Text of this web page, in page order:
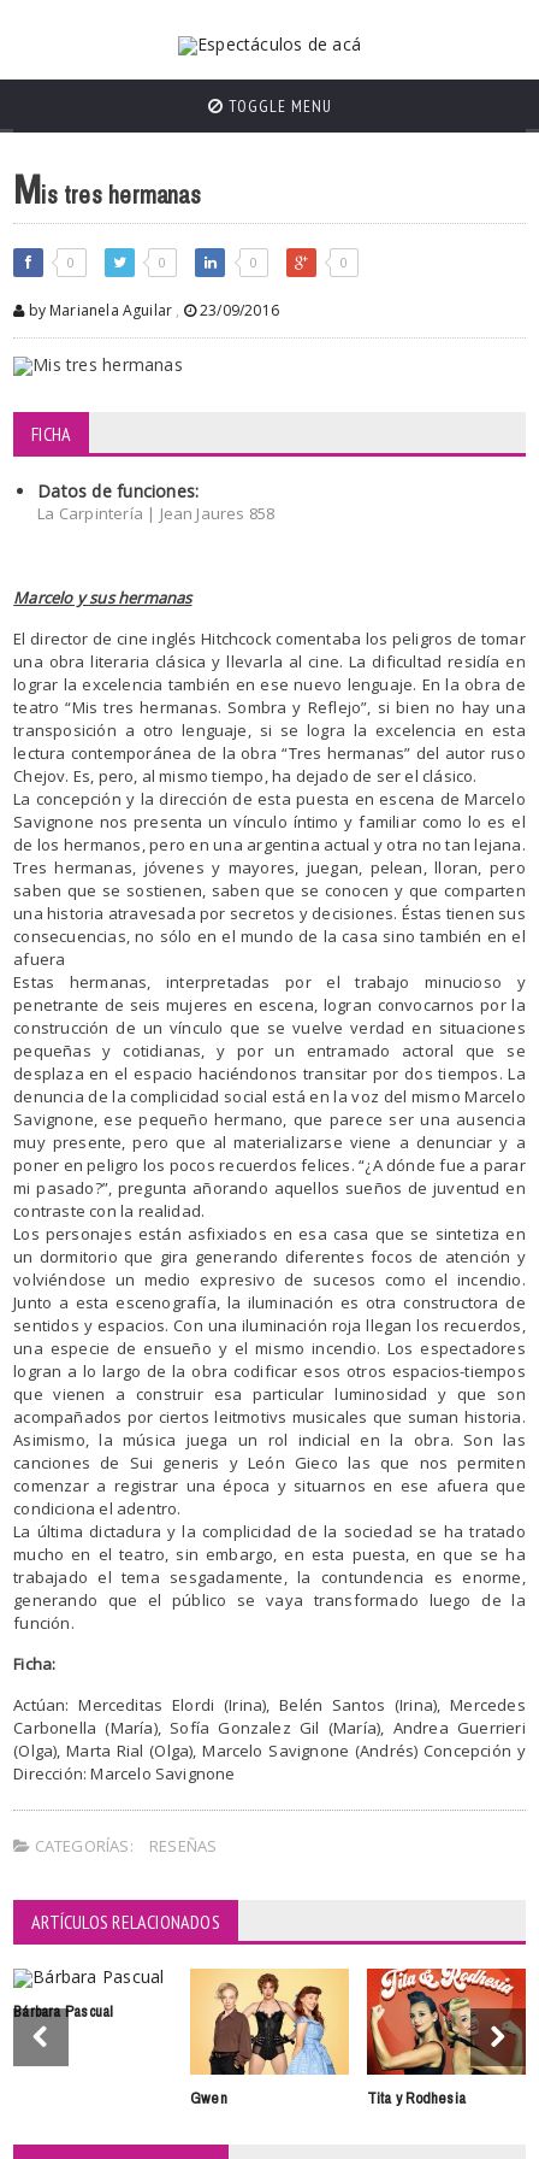
TOGGLE MENU
Mis tres hermanas
0 0 0 0
by Marianela Aguilar , 23/09/2016
FICHA
Datos de funciones:
La Carpintería | Jean Jaures 858
Marcelo y sus hermanas
El director de cine inglés Hitchcock comentaba los peligros de tomar
una obra literaria clásica y llevarla al cine. La dificultad residía en
lograr la excelencia también en ese nuevo lenguaje. En la obra de
teatro “Mis tres hermanas. Sombra y Reflejo”, si bien no hay una
transposición a otro lenguaje, si se logra la excelencia en esta
lectura contemporánea de la obra “Tres hermanas” del autor ruso
Chejov. Es, pero, al mismo tiempo, ha dejado de ser el clásico.
La concepción y la dirección de esta puesta en escena de Marcelo
Savignone nos presenta un vínculo íntimo y familiar como lo es el
de los hermanos, pero en una argentina actual y otra no tan lejana.
Tres hermanas, jóvenes y mayores, juegan, pelean, lloran, pero
saben que se sostienen, saben que se conocen y que comparten
una historia atravesada por secretos y decisiones. Éstas tienen sus
consecuencias, no sólo en el mundo de la casa sino también en el
afuera
Estas hermanas, interpretadas por el trabajo minucioso y
penetrante de seis mujeres en escena, logran convocarnos por la
construcción de un vínculo que se vuelve verdad en situaciones
pequeñas y cotidianas, y por un entramado actoral que se
desplaza en el espacio haciéndonos transitar por dos tiempos. La
denuncia de la complicidad social está en la voz del mismo Marcelo
Savignone, ese pequeño hermano, que parece ser una ausencia
muy presente, pero que al materializarse viene a denunciar y a
poner en peligro los pocos recuerdos felices. “¿A dónde fue a parar
mi pasado?”, pregunta añorando aquellos sueños de juventud en
contraste con la realidad.
Los personajes están asfixiados en esa casa que se sintetiza en
un dormitorio que gira generando diferentes focos de atención y
volviéndose un medio expresivo de sucesos como el incendio.
Junto a esta escenografía, la iluminación es otra constructora de
sentidos y espacios. Con una iluminación roja llegan los recuerdos,
una especie de ensueño y el mismo incendio. Los espectadores
logran a lo largo de la obra codificar esos otros espacios-tiempos
que vienen a construir esa particular luminosidad y que son
acompañados por ciertos leitmotivs musicales que suman historia.
Asimismo, la música juega un rol indicial en la obra. Son las
canciones de Sui generis y León Gieco las que nos permiten
comenzar a registrar una época y situarnos en ese afuera que
condiciona el adentro.
La última dictadura y la complicidad de la sociedad se ha tratado
mucho en el teatro, sin embargo, en esta puesta, en que se ha
trabajado el tema sesgadamente, la contundencia es enorme,
generando que el público se vaya transformado luego de la
función.
Ficha:
Actúan: Merceditas Elordi (Irina), Belén Santos (Irina), Mercedes
Carbonella (María), Sofía Gonzalez Gil (María), Andrea Guerrieri
(Olga), Marta Rial (Olga), Marcelo Savignone (Andrés) Concepción y
Dirección: Marcelo Savignone
CATEGORÍAS: RESEÑAS
ARTÍCULOS RELACIONADOS
Bárbara Pascual
Gwen Tita y Rodhesia